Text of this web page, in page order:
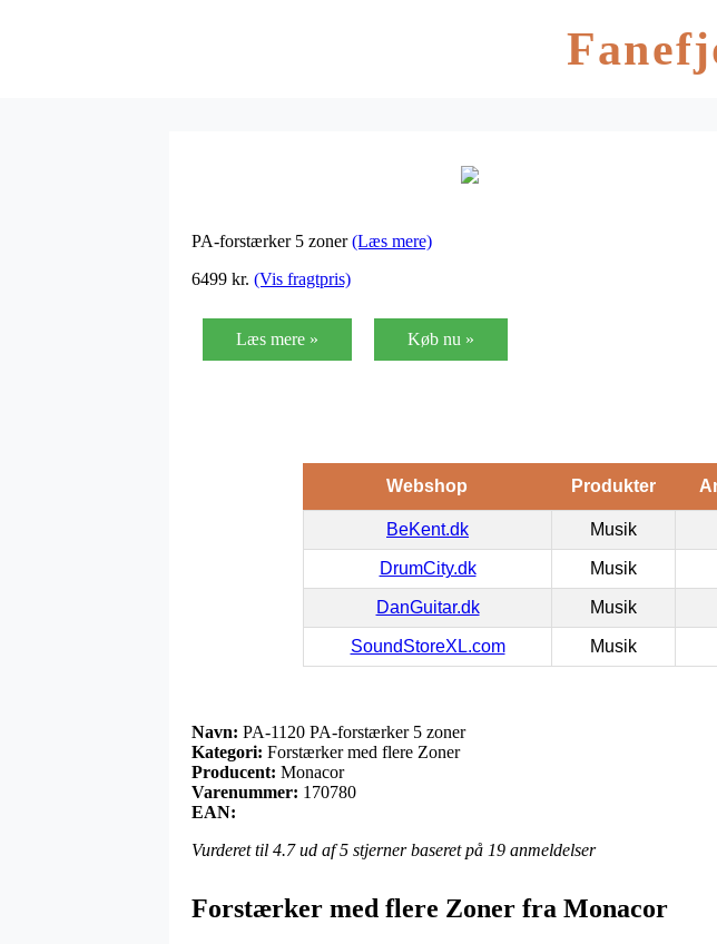
PA-forstærker 5 zoner(Læs mere)
6499 kr. (Vis fragtpris)
Læs mere » Køb nu »
Webshop Produkter
BeKent.dk Musik
DrumCity.dk Musik
DanGuitar.dk Musik
SoundStoreXL.com Musik
Navn: PA-1120 PA-forstærker 5 zoner
Kategori: Forstærker med flere Zoner
Producent: Monacor
Varenummer: 170780
EAN:
Vurderet til 4.7ud af 5 stjerner baseret på 19 anmeldelser
Forstærker med flere Zoner fra Monacor